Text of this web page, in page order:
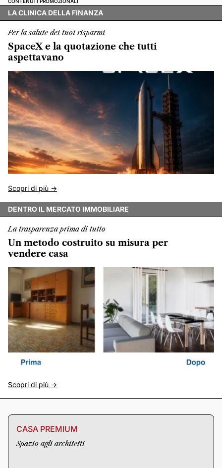
LA CLINICA DELLA FINANZA
Per la salute dei tuoi risparmi
SpaceX e la quotazione che tutti
aspettavano
Scopri di più ->
DENTRO IL MERCATO IMMOBILIARE
La trasparenza prima di tutto
Un metodo costruito su misura per
vendere casa
Scopri di più ->
CASA PREMIUM
Spazio agli architetti